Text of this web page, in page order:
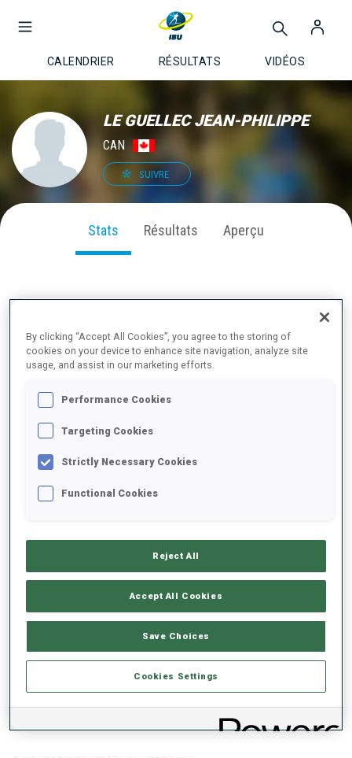
CALENDRIER RÉSULTATS VIDÉOS
LE GUELLEC JEAN-PHILIPPE
CAN
SUIVRE
Stats Résultats Aperçu
2025/2026
MOYENNE DE PERFORMANCE
TIR COUCHÉ
Données non disponibles
Données non disponibles
TENDANCE DES PERFORMANCES
By clicking “Accept All Cookies”, you agree to the storing of
cookies on your device to enhance site navigation, analyze site
usage, and assist in our marketing efforts.
Performance Cookies
Targeting Cookies
Strictly Necessary Cookies
Functional Cookies
Reject All
Accept All Cookies
Save Choices
Cookies Settings